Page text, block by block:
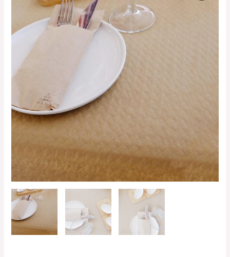
PAPEL
cantidad